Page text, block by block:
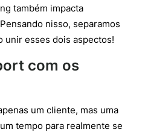
também impacta
nisso, separamos
unir esses dois aspectos!
com os
um cliente, mas uma
tempo para realmente se